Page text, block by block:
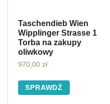
Taschendieb Wien
Wipplinger Strasse 1
Torba na zakupy
oliwkowy
970,00 zł
SPRAWDŹ